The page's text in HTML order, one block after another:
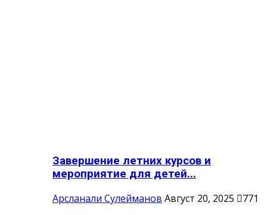
Завершение летних курсов и
мероприятие для детей...
Арсланали Сулейманов Август 20, 2025 771